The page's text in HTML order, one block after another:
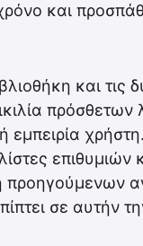
και
και
πρόσθετων
εμπειρία
προηγούμενων
σε αυτήν